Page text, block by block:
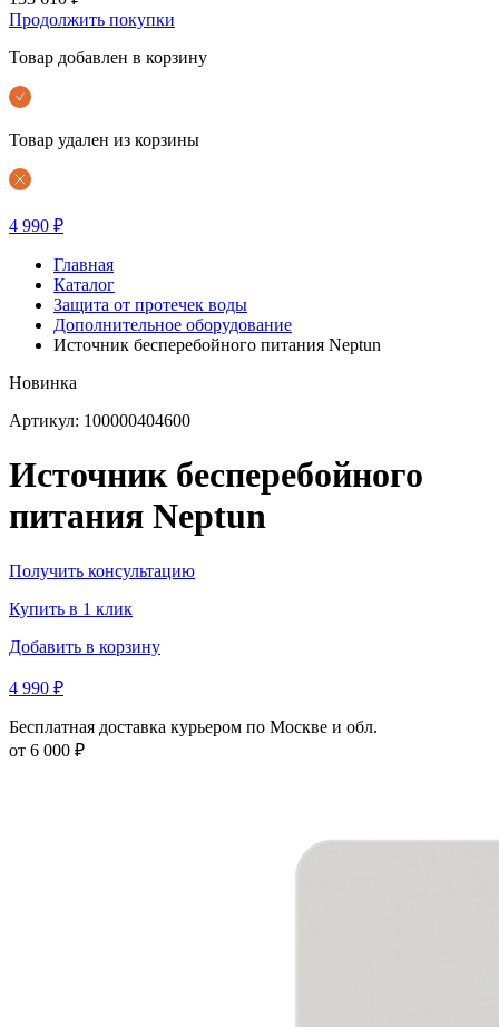
Продолжить покупки
Товар добавлен в корзину
Товар удален из корзины
4 990 ₽
Главная
Каталог
Защита от протечек воды
Дополнительное оборудование
Источник бесперебойного питания Neptun
Новинка
Артикул: 100000404600
Источник бесперебойного
питания Neptun
Получить консультацию
Купить в 1 клик
Добавить в корзину
4 990 ₽
Бесплатная доставка курьером по Москве и обл.
от 6 000 ₽